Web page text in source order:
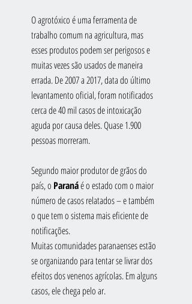
O agrotóxico é uma ferramenta de
trabalho comum na agricultura, mas
esses produtos podem ser perigosos e
muitas vezes são usados de maneira
errada. De 2007 a 2017, data do último
levantamento oficial, foram notificados
cerca de 40 mil casos de intoxicação
aguda por causa deles. Quase 1.900
pessoas morreram.
Segundo maior produtor de grãos do
país, o Paraná é o estado com o maior
número de casos relatados – e também
o que tem o sistema mais eficiente de
notificações.
Muitas comunidades paranaenses estão
se organizando para tentar se livrar dos
efeitos dos venenos agrícolas. Em alguns
casos, ele chega pelo ar.